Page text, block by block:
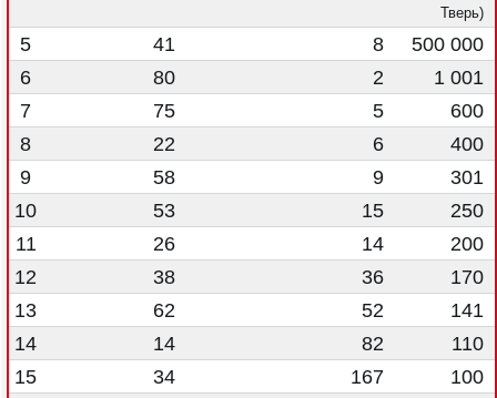
Тверь)
5 41 8
500 000
6
80 2
1 001
7
75 5
600
8
22 6
400
9
58 9
301
10
53 15
250
11
26 14
200
12
38 36
170
13
62 52
141
14
14 82
110
15
34 167
100